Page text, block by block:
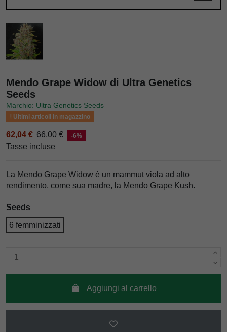
Mendo Grape Widow di Ultra Genetics
Seeds
Marchio: Ultra Genetics Seeds
Ultimi articoli in magazzino
62,04 € 66,00 € -6%
Tasse incluse
La Mendo Grape Widow è un mammut viola ad alto
rendimento, come sua madre, la Mendo Grape Kush.
Seeds
6 femminizzati
Aggiungi al carrello